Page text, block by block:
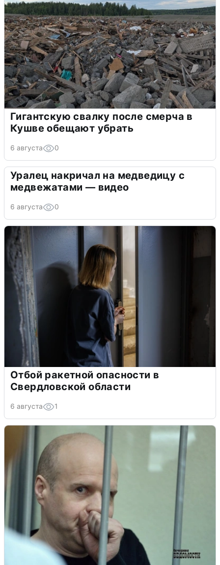
Гигантскую свалку после смерча в
Кушве обещают убрать
6 августа 0
Уралец накричал на медведицу с
медвежатами — видео
6 августа 0
Отбой ракетной опасности в
Свердловской области
6 августа 1